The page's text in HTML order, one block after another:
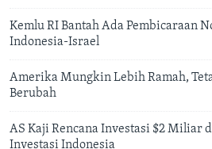
Kemlu RI Bantah Ada Pembicaraan
Indonesia-Israel
Amerika Mungkin Lebih Ramah,
Berubah
AS Kaji Rencana Investasi $2 Miliar
Investasi Indonesia